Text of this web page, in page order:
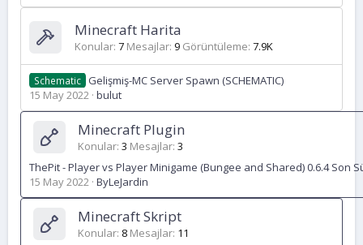
Minecraft Harita
Konular 7 Mesajlar 9 Görüntüleme 7.9K
Schematic
Gelişmiş-MC Server Spawn (SCHEMATIC)
15 May 2022 bulut
Minecraft Plugin
Konular 3 Mesajlar 3
ThePit - Player vs Player Minigame (Bungee and Shared) 0.6.4 Son
15 May 2022 ByLeJardin
Minecraft Skript
Konular 8 Mesajlar 11